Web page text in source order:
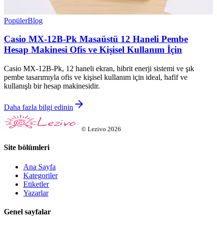
PopülerBlog
Casio MX-12B-Pk Masaüstü 12 Haneli Pembe
Hesap Makinesi Ofis ve Kişisel Kullanım İçin
Casio MX-12B-Pk, 12 haneli ekran, hibrit enerji sistemi ve şık
pembe tasarımıyla ofis ve kişisel kullanım için ideal, hafif ve
kullanışlı bir hesap makinesidir.
Daha fazla bilgi edinin
© Lezivo 2026
Site bölümleri
Ana Sayfa
Kategoriler
Etiketler
Yazarlar
Genel sayfalar